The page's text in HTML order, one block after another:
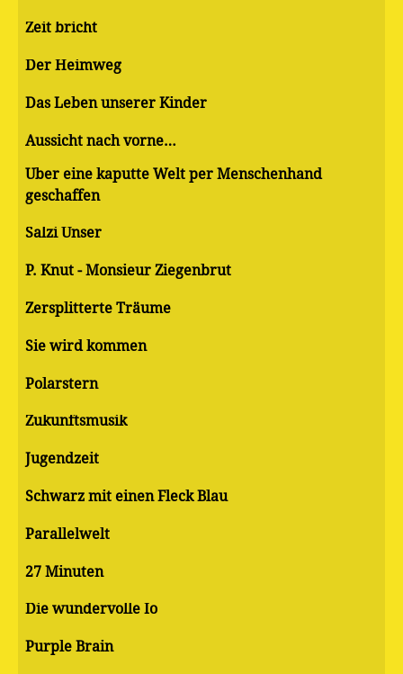
Zeit bricht
Der Heimweg
Das Leben unserer Kinder
Aussicht nach vorne…
Über eine kaputte Welt per Menschenhand
geschaffen
Salzi Unser
P. Knut - Monsieur Ziegenbrut
Zersplitterte Träume
Sie wird kommen
Polarstern
Zukunftsmusik
Jugendzeit
Schwarz mit einen Fleck Blau
Parallelwelt
27 Minuten
Die wundervolle Io
Purple Brain